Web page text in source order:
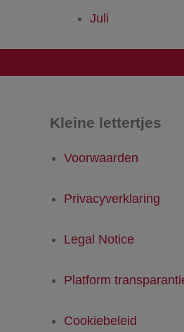
Juli
Kleine lettertjes
Voorwaarden
Privacyverklaring
Legal Notice
Platform
Cookiebeleid